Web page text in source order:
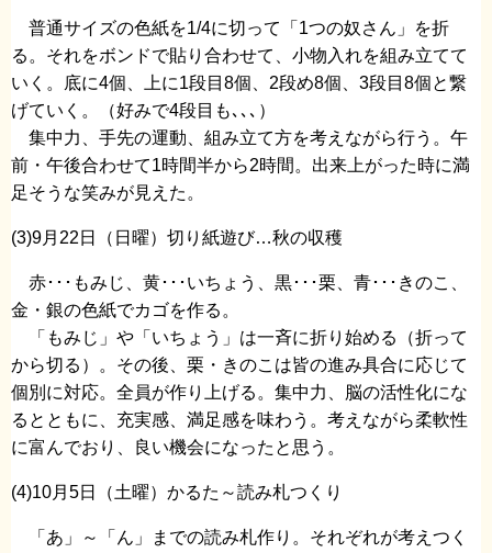
普通サイズの色紙を1/4に切って「1つの奴さん」を折
る。それをボンドで貼り合わせて、小物入れを組み立てて
いく。底に4個、上に1段目8個、2段め8個、3段目8個と繋
げていく。（好みで4段目も､､､）
集中力、手先の運動、組み立て方を考えながら行う。午
前・午後合わせて1時間半から2時間。出来上がった時に満
足そうな笑みが見えた。
(3)9月22日（日曜）切り紙遊び…秋の収穫
赤･･･もみじ、黄･･･いちょう、黒･･･栗、青･･･きのこ、
金・銀の色紙でカゴを作る。
「もみじ」や「いちょう」は一斉に折り始める（折って
から切る）。その後、栗・きのこは皆の進み具合に応じて
個別に対応。全員が作り上げる。集中力、脳の活性化にな
るとともに、充実感、満足感を味わう。考えながら柔軟性
に富んでおり、良い機会になったと思う。
(4)10月5日（土曜）かるた～読み札つくり
「あ」～「ん」までの読み札作り。それぞれが考えつく